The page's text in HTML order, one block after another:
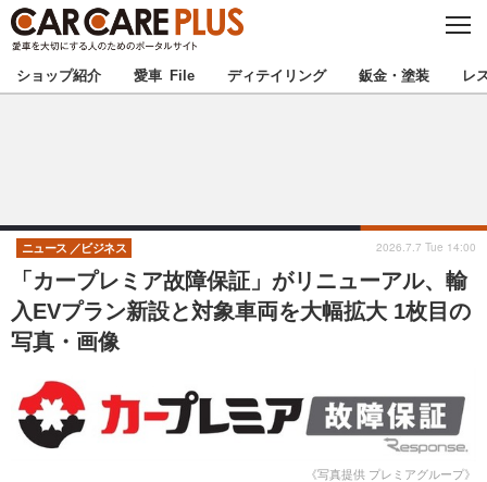
C
S
E
★カーケアプラス認定★ 厳選プロショップを地域から探す
甲信越 北陸
東海 関西
中国
九州 沖縄
注目の記事
ショップ紹介 愛車 File ディテイリング 鈑金・塗装 レ
「カープレミア故障保証」がリニューアル、輸
入EVプラン新設と対象車両を大幅拡大 1枚目の
写真・画像
ニュース ビジネス 2026.7.7 Tue 14:00
《写真提供 プレミアグループ》